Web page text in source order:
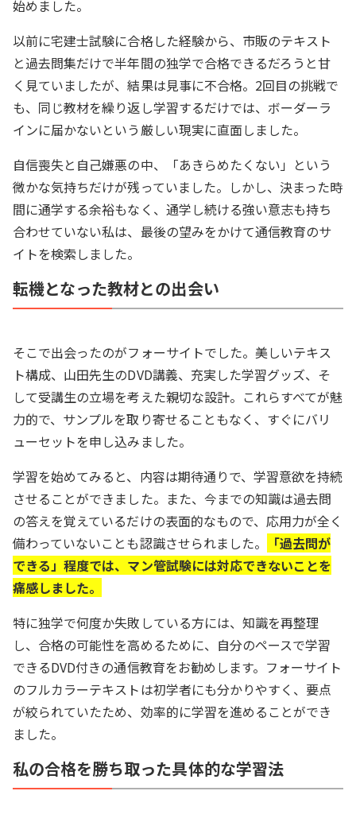
始めました。
以前に宅建士試験に合格した経験から、市販のテキスト
と過去問集だけで半年間の独学で合格できるだろうと甘
く見ていましたが、結果は見事に不合格。2回目の挑戦で
も、同じ教材を繰り返し学習するだけでは、ボーダーラ
インに届かないという厳しい現実に直面しました。
自信喪失と自己嫌悪の中、「あきらめたくない」という
微かな気持ちだけが残っていました。しかし、決まった時
間に通学する余裕もなく、通学し続ける強い意志も持ち
合わせていない私は、最後の望みをかけて通信教育のサ
イトを検索しました。
転機となった教材との出会い
そこで出会ったのがフォーサイトでした。美しいテキス
ト構成、山田先生のDVD講義、充実した学習グッズ、そ
して受講生の立場を考えた親切な設計。これらすべてが魅
力的で、サンプルを取り寄せることもなく、すぐにバリ
ューセットを申し込みました。
学習を始めてみると、内容は期待通りで、学習意欲を持続
させることができました。また、今までの知識は過去問
の答えを覚えているだけの表面的なもので、応用力が全く
備わっていないことも認識させられました。
「過去問が
できる」程度では、マン管試験には対応できないことを
痛感しました。
特に独学で何度か失敗している方には、知識を再整理
し、合格の可能性を高めるために、自分のペースで学習
できるDVD付きの通信教育をお勧めします。フォーサイト
のフルカラーテキストは初学者にも分かりやすく、要点
が絞られていたため、効率的に学習を進めることができ
ました。
私の合格を勝ち取った具体的な学習法